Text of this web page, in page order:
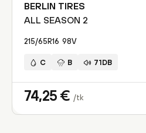
BERLIN TIRES
ALL SEASON 2
215/65R16 98V
C B 71DB
74,25 € /tk